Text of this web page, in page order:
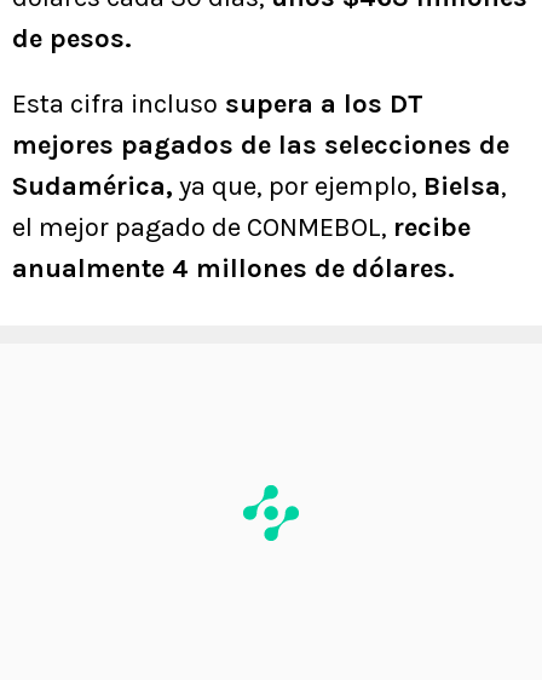
de pesos.
Esta cifra incluso supera a los DT
mejores pagados de las selecciones de
Sudamérica, ya que, por ejemplo, Bielsa,
el mejor pagado de CONMEBOL, recibe
anualmente 4 millones de dólares.